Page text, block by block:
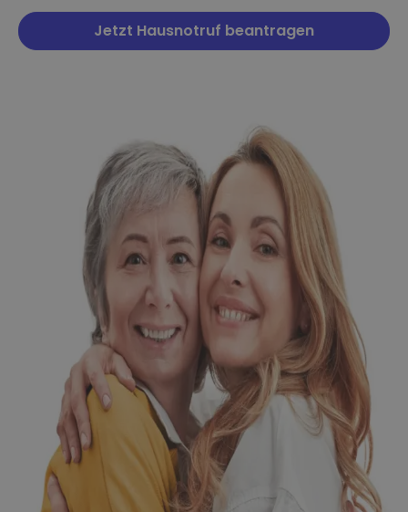
Jetzt Hausnotruf beantragen